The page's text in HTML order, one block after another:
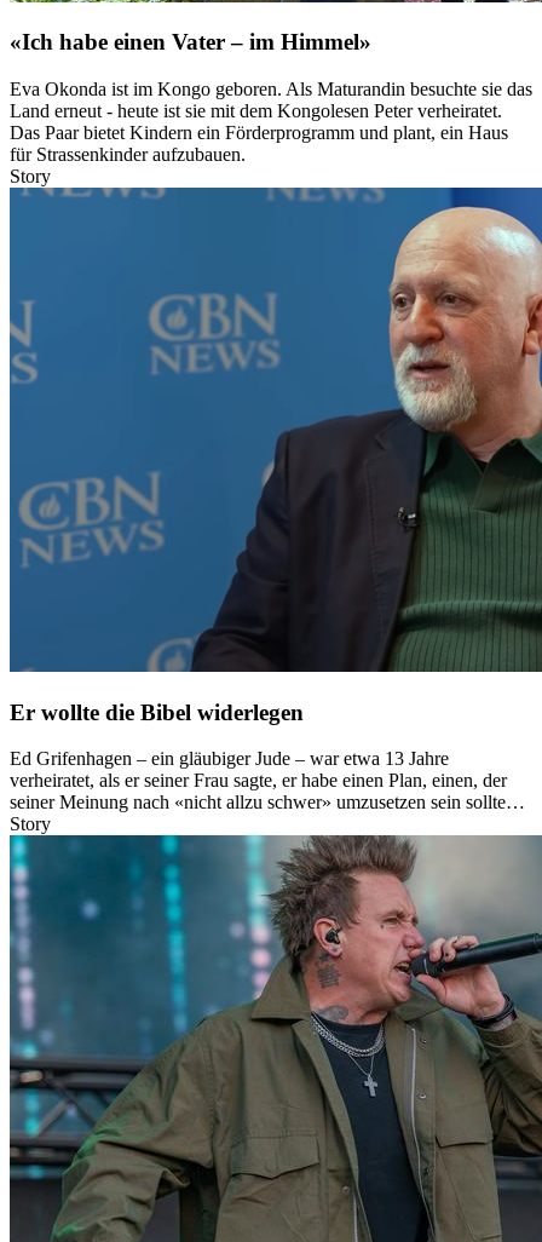
«Ich habe einen Vater – im Himmel»
Eva Okonda ist im Kongo geboren. Als Maturandin besuchte sie das
Land erneut - heute ist sie mit dem Kongolesen Peter verheiratet.
Das Paar bietet Kindern ein Förderprogramm und plant, ein Haus
für Strassenkinder aufzubauen.
Story
Er wollte die Bibel widerlegen
Ed Grifenhagen – ein gläubiger Jude – war etwa 13 Jahre
verheiratet, als er seiner Frau sagte, er habe einen Plan, einen, der
seiner Meinung nach «nicht allzu schwer» umzusetzen sein sollte…
Story